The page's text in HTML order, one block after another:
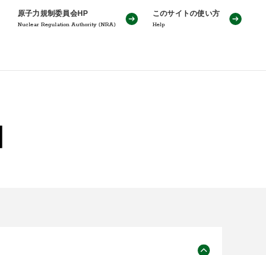
原子力規制委員会HP
Nuclear Regulation Authority (NRA)
このサイトの使い方
Help